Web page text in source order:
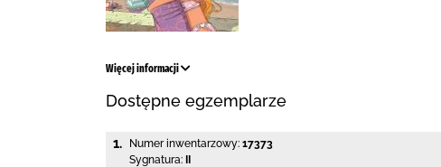
Więcej informacji
Dostępne egzemplarze
1. Numer inwentarzowy: 17373
Sygnatura: